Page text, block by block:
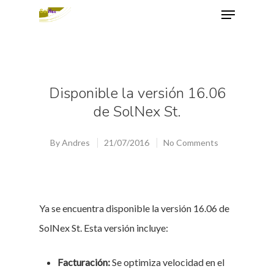
Disponible la versión 16.06
de SolNex St.
ByAndres 21/07/2016 No Comments
Ya se encuentra disponible la versión 16.06 de
SolNex St. Esta versión incluye:
Facturación:Se optimiza velocidad en el